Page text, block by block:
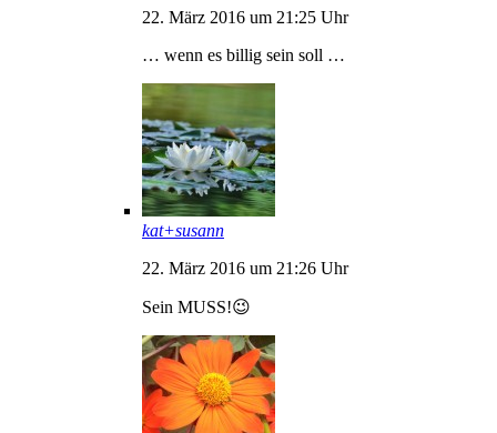
22. März 2016 um 21:25 Uhr
… wenn es billig sein soll …
kat+susann
22. März 2016 um 21:26 Uhr
Sein MUSS!😉